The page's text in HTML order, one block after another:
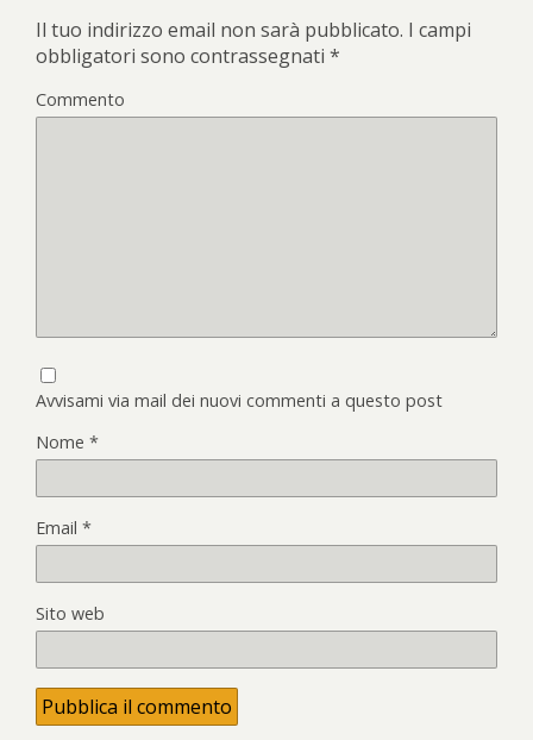
Il tuo indirizzo email non sarà pubblicato. I campi
obbligatori sono contrassegnati *
Commento
Avvisami via mail dei nuovi commenti a questo post
Nome *
Email *
Sito web